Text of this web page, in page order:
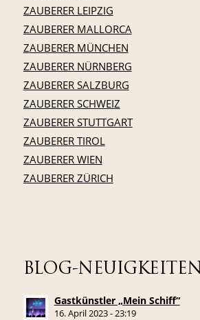
ZAUBERER LEIPZIG
ZAUBERER MALLORCA
ZAUBERER MÜNCHEN
ZAUBERER NÜRNBERG
ZAUBERER SALZBURG
ZAUBERER SCHWEIZ
ZAUBERER STUTTGART
ZAUBERER TIROL
ZAUBERER WIEN
ZAUBERER ZÜRICH
BLOG-NEUIGKEITEN
Gastkünstler „Mein Schiff“
16. April 2023 - 23:19